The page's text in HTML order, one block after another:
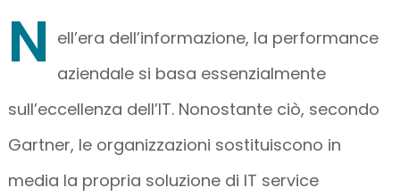
N ell’era dell’informazione, la performance
aziendale si basa essenzialmente
sull’eccellenza dell’IT. Nonostante ciò, secondo
Gartner, le organizzazioni sostituiscono in
media la propria soluzione di IT service